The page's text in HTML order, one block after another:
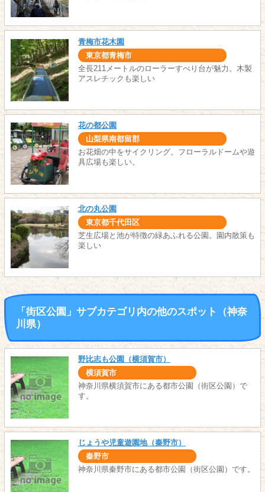
青梅市花木園
東京都青梅市
全長211メートルのローラーすべり台が魅力。木製
アスレチックも楽しい
花の都公園
山梨県南都留郡
お花畑の中をサイクリング。フローラルドームや遊
具広場も楽しい。
北の丸公園
東京都千代田区
芝生広場と池が特徴の緑あふれる公園。園内散策も
楽しい
「街区公園」サブカテゴリ内の他のスポット（神奈
川県）
野比志も公園（横須賀市）
横須賀市
神奈川県横須賀市にある都市公園（街区公園）で
す。
じょうや児童遊園地（秦野市）
秦野市
神奈川県秦野市にある都市公園（街区公園）です。